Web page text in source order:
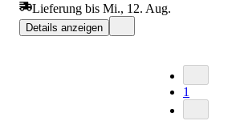
Lieferung bis Mi., 12. Aug.
Details anzeigen
1